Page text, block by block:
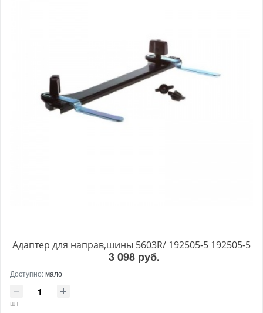
Адаптер для направ,шины 5603R/ 192505-5 192505-5
3 098 руб.
Доступно:мало
шт